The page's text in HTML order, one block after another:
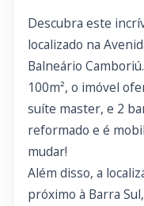
Descubra este
localizado na
Balneário
100m², o imóvel
suíte master, e 2
reformado e é
mudar!
Além disso, a
próximo à Barra